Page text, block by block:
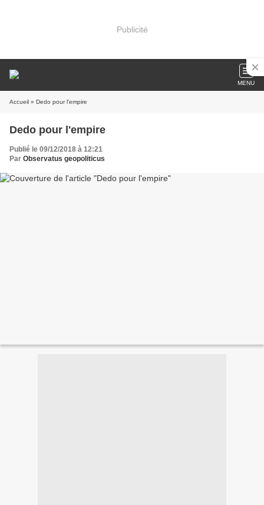
Publicité
MENU
Accueil » Dedo pour l'empire
Dedo pour l'empire
Publié le 09/12/2018 à 12:21
Par Observatus geopoliticus